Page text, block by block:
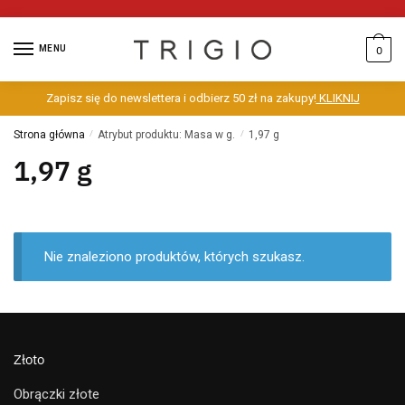
MENU 0
Zapisz się do newslettera i odbierz 50 zł na zakupy!KLIKNIJ
Strona główna / Atrybut produktu: Masa w g. / 1,97 g
1,97 g
Nie znaleziono produktów, których szukasz.
Złoto
Obrączki złote